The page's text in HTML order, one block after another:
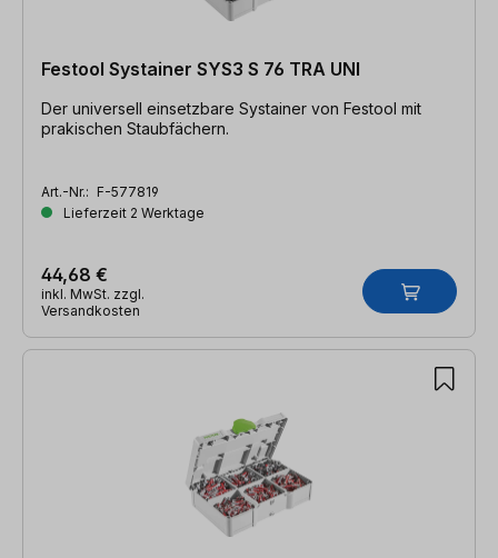
Festool Systainer SYS3 S 76 TRA UNI
Der universell einsetzbare Systainer von Festool mit
prakischen Staubfächern.
Art.-Nr.: F-577819
Lieferzeit 2 Werktage
44,68 €
inkl. MwSt. zzgl.
Versandkosten